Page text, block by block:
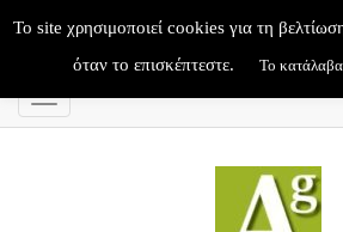
Menu
To site χρησιμοποιεί cookies για τη
όταν το επισκέπτεστε.
Το κατάλαβα